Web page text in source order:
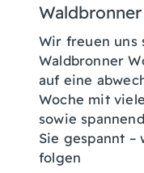
Wir freuen uns
Waldbronner
auf eine
Woche mit
sowie
Sie gespannt
folgen